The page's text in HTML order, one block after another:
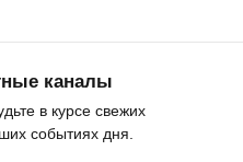
каналы
в курсе свежих
событиях дня.